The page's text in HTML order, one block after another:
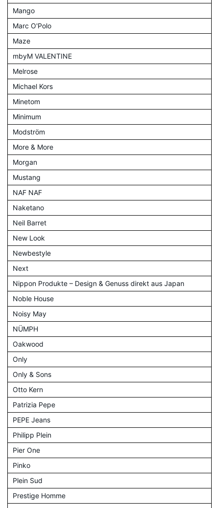
Mango
Marc O'Polo
Maze
mbyM VALENTINE
Melrose
Michael Kors
Minetom
Minimum
Modström
More & More
Morgan
Mustang
NAF NAF
Naketano
Neil Barret
New Look
Newbestyle
Next
Nippon Produkte – Design & Genuss direkt aus Japan
Noble House
Noisy May
NÜMPH
Oakwood
Only
Only & Sons
Otto Kern
Patrizia Pepe
PEPE Jeans
Philipp Plein
Pier One
Pinko
Plein Sud
Prestige Homme